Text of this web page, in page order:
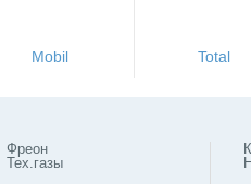
Mobil Total
Фреон
Тех.газы